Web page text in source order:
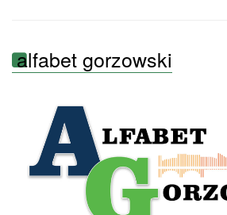
alfabet gorzowski